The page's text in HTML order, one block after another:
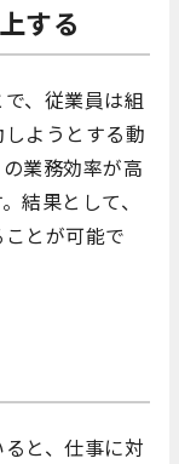
する
、従業員は組
ようとする動
業務効率が高
結果として、
とが可能で
と、仕事に対